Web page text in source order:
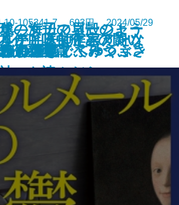
の女子マネージャー
の『イノベーション
』を読んだら
カサさしてゆく
ルズ
―海辺の貝殻のよう
ひと足でふみつぶさ
人
テ―医師作家アンソ
がとう」と言えたな
10-105341-7 693円 2024/05/29
の憂鬱
お好き
短編集
赤龍篇
住血吸虫症との闘い